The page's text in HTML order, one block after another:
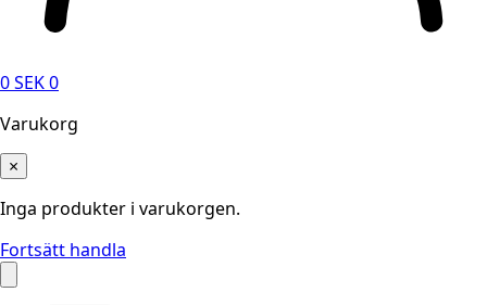
0SEK0
Varukorg
×
Inga produkter i varukorgen.
Fortsätt handla